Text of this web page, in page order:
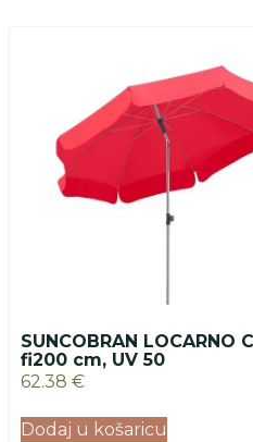
SUNCOBRAN LOCARNO
fi200 cm, UV 50
62.38 €
Dodaj u košaricu